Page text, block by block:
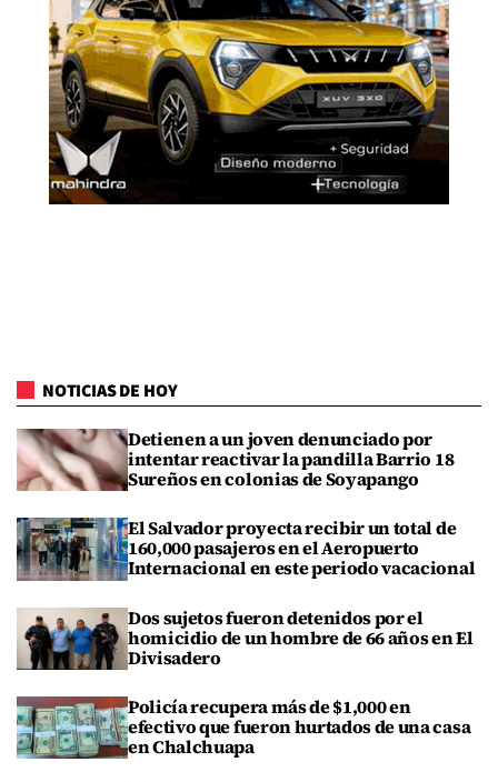
NOTICIAS DE HOY
Detienen a un joven denunciado por
intentar reactivar la pandilla Barrio 18
Sureños en colonias de Soyapango
El Salvador proyecta recibir un total de
160,000 pasajeros en el Aeropuerto
Internacional en este periodo vacacional
Dos sujetos fueron detenidos por el
homicidio de un hombre de 66 años en El
Divisadero
Policía recupera más de $1,000 en
efectivo que fueron hurtados de una casa
en Chalchuapa